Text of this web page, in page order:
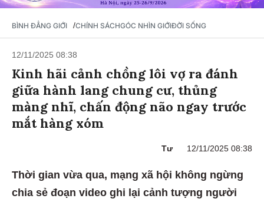
BÌNH ĐẲNG GIỚI /CHÍNH SÁCHGÓC NHÌN GIỚIĐỜI SỐNG
12/11/2025 08:38
Kinh hãi cảnh chồng lôi vợ ra đánh
giữa hành lang chung cư, thủng
màng nhĩ, chấn động não ngay trước
mắt hàng xóm
Tư 12/11/2025 08:38
Thời gian vừa qua, mạng xã hội không ngừng
chia sẻ đoạn video ghi lại cảnh tượng người